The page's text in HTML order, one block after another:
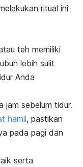
ritual ini
teh memiliki
lebih sulit
Anda
jam sebelum tidur.
hamil, pastikan
pada pagi dan
serta